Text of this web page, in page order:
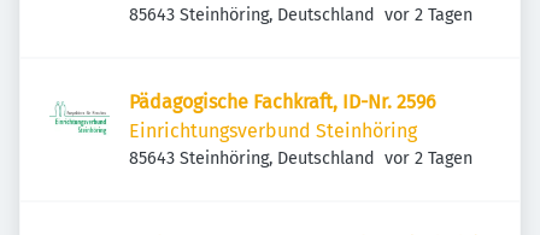
85643 Steinhöring, Deutschland Veröffentlicht
vor 2 Tagen
Pädagogische Fachkraft, ID-Nr. 2596
Einrichtungsverbund Steinhöring
85643 Steinhöring, Deutschland Veröffentlicht
vor 2 Tagen